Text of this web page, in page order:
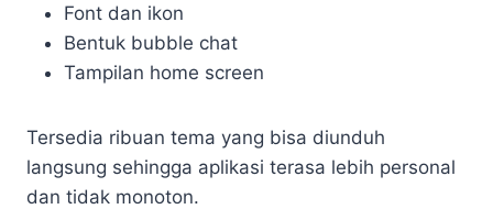
Font dan ikon
Bentuk bubble chat
Tampilan home screen
Tersedia ribuan tema yang bisa diunduh
langsung sehingga aplikasi terasa lebih personal
dan tidak monoton.